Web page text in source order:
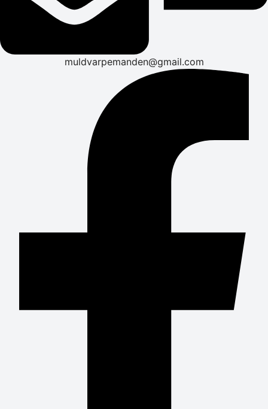
muldvarpemanden@gmail.com